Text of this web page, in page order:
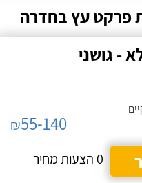
פרקט עץ בחדרה
- גושני
₪55-140
0 הצעות מחיר